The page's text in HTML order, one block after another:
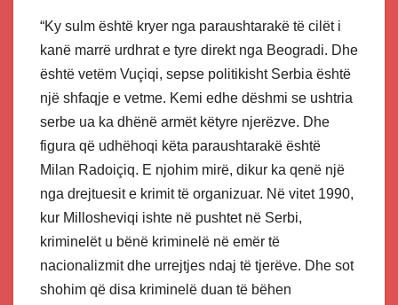
“Ky sulm është kryer nga paraushtarakë të cilët i
kanë marrë urdhrat e tyre direkt nga Beogradi. Dhe
është vetëm Vuçiqi, sepse politikisht Serbia është
një shfaqje e vetme. Kemi edhe dëshmi se ushtria
serbe ua ka dhënë armët këtyre njerëzve. Dhe
figura që udhëhoqi këta paraushtarakë është
Milan Radoiçiq. E njohim mirë, dikur ka qenë një
nga drejtuesit e krimit të organizuar. Në vitet 1990,
kur Millosheviqi ishte në pushtet në Serbi,
kriminelët u bënë kriminelë në emër të
nacionalizmit dhe urrejtjes ndaj të tjerëve. Dhe sot
shohim që disa kriminelë duan të bëhen